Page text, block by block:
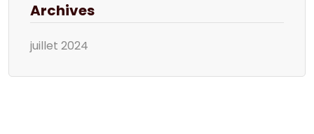
Archives
juillet 2024